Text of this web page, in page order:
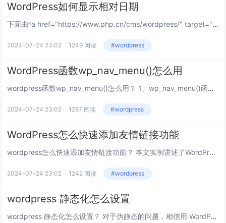
WordPress如何显示相对日期
下面由˂a href="https://www.php.cn/cms/wordpress/" target="_blank">wordpress教程栏目给大家介绍wordpress显示相对日期的方法，希望对需要的朋友有所帮助！...
2024-07-24 23:02 1249 阅读 #wordpress
WordPress函数wp_nav_menu()怎么用
wordpress函数wp_nav_menu()怎么用？ 1、wp_nav_menu()函数介绍： worpdress发展到3.0以后增加了一个自定义菜单函数wp_nav_menu()，使得wordpress能够轻松的制作自己的导航...
2024-07-24 23:02 1287 阅读 #wordpress
WordPress怎么快速添加友情链接功能
wordpress怎么快速添加友情链接功能？ 本文实例讲述了WordPress快速添加友情链接功能的方法。分享给大家供大家参考。具体方法分析如下： 推荐：《WordPress教程》 WordPress系统默认下是没有友情链接功能的...
2024-07-24 23:02 1242 阅读 #wordpress
wordpress 静态化怎么设置
wordpress 静态化怎么设置？ 对于伪静态的问题，相信用 WordPress 的朋友都会很熟悉 WP-Cache 这款插件了，不仅因为它出众的性能使其几乎成为 WP 用户必备插件，而且它难以安装也是出了名的。 现在介绍一款 WP...